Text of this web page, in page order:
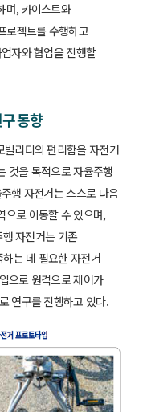
며, 카이스트와
로젝트를 수행하고
자와 협업을 진행할
동향
리티의 편리함을 자전거
것을 목적으로 자율주행
행 자전거는 스스로 다음
으로 이동할 수 있으며,
자전거는 기존
는 데 필요한 자전거
으로 원격으로 제어가
연구를 진행하고 있다.